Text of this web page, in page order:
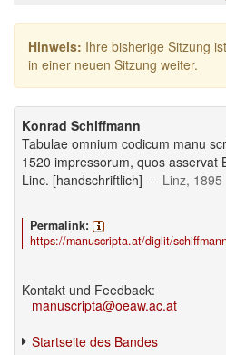
Hinweis: Ihre bisherige Sitzung
in einer neuen Sitzung weiter.
Konrad Schiffmann
Tabulae omnium codicum manu
1520 impressorum, quos asservat
Linc. [handschriftlich] — Linz, 1895
Permalink:
https://manuscripta.at/diglit/
Kontakt und Feedback:
manuscripta@oeaw.ac.at
Startseite des Bandes